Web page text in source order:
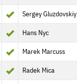
Sergey Gluzdovskiy
Hans Nyc
Marek Marcuss
Radek Mica